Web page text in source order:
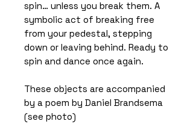
spin… unless you break them. A
symbolic act of breaking free
from your pedestal, stepping
down or leaving behind. Ready to
spin and dance once again.
These objects are accompanied
by a poem by Daniel Brandsema
(see photo)